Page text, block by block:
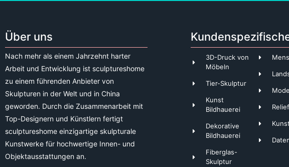
Über uns
Nach mehr als einem Jahrzehnt harter
Arbeit und Entwicklung ist sculptureshome
zu einem führenden Anbieter von
Skulpturen in der Welt und in China
geworden. Durch die Zusammenarbeit mit
Top-Designern und Künstlern fertigt
sculptureshome einzigartige skulpturale
Kunstwerke für hochwertige Innen- und
Objektausstattungen an.
3D-Druck von
Möbeln
Tier-Skulptur
Kunst
Bildhauerei
Dekorative
Bildhauerei
Fiberglas-
Skulptur